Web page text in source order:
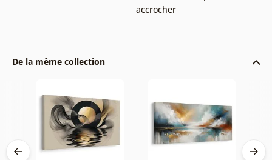
accrocher
De la même collection